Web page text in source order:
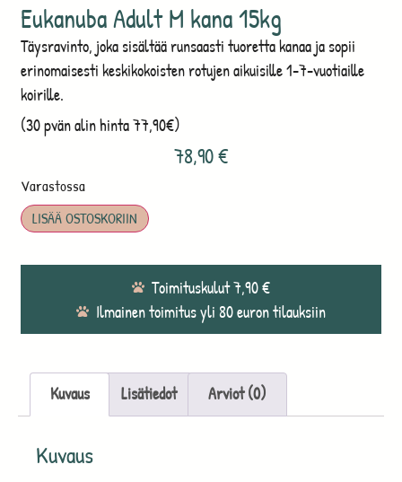
Eukanuba Adult M kana 15kg
Täysravinto, joka sisältää runsaasti tuoretta kanaa ja sopii
erinomaisesti keskikokoisten rotujen aikuisille 1-7-vuotiaille
koirille.
(30 pvän alin hinta 77,90€)
78,90€
Varastossa
LISÄÄ OSTOSKORIIN
Toimituskulut 7,90 €
Ilmainen toimitus yli 80 euron tilauksiin
Kuvaus Lisätiedot Arviot (0)
Kuvaus